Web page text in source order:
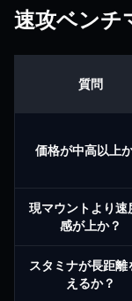
速攻ベンチ
質問
価格が中高以上
現マウントより速
感が上か？
スタミナが長距離
えるか？